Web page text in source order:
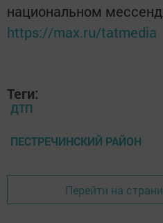
национальном
https://max.ru/tatmedia
Теги:
ДТП
ПЕСТРЕЧИНСКИЙ РАЙОН
Перейти на